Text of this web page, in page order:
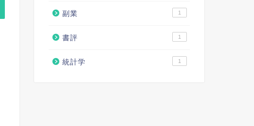
副業 1
書評 1
統計学 1